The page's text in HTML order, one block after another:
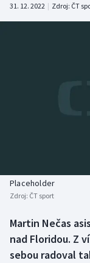
Boby a skeleton
Box
Curling
AZ kvíz
31. 12. 2022 | Zdroj: ČT
Placeholder
Zdroj: ČT sport
Martin Nečas
nad Floridou. Z
sebou radoval